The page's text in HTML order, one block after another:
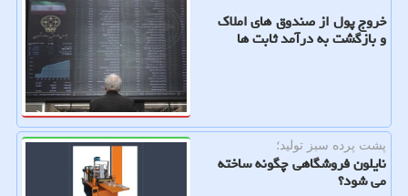
خروج پول از صندوق های املاک
و بازگشت به درآمد ثابت ها
پشت پرده سبز تولید؛
نایلون فروشگاهی چگونه ساخته
می شود؟